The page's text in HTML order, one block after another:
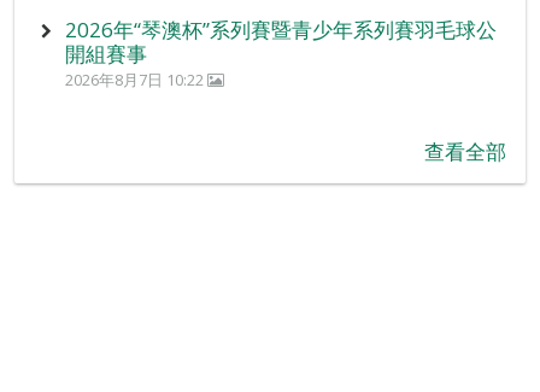
2026年“琴澳杯”系列賽暨青少年系列賽羽毛球公
開組賽事
2026年8月7日 10:22
查看全部